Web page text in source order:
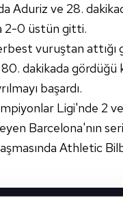
Aduriz ve 28.
2-0 üstün gitti.
vuruştan attığı
dakikada gördüğü
başardı.
Ligi'nde 2
Barcelona'nın
Athletic